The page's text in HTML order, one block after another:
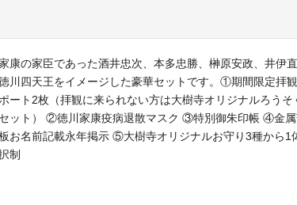
康の家臣であった酒井忠次、本多忠勝、榊原安政、井伊
川四天王をイメージした豪華セットです。①期間限定拝
ポート2枚（拝観に来られない方は大樹寺オリジナルろうそ
セット） ②徳川家康疫病退散マスク ③特別御朱印帳 ④金属
お名前記載永年掲示 ⑤大樹寺オリジナルお守り3種から1
制